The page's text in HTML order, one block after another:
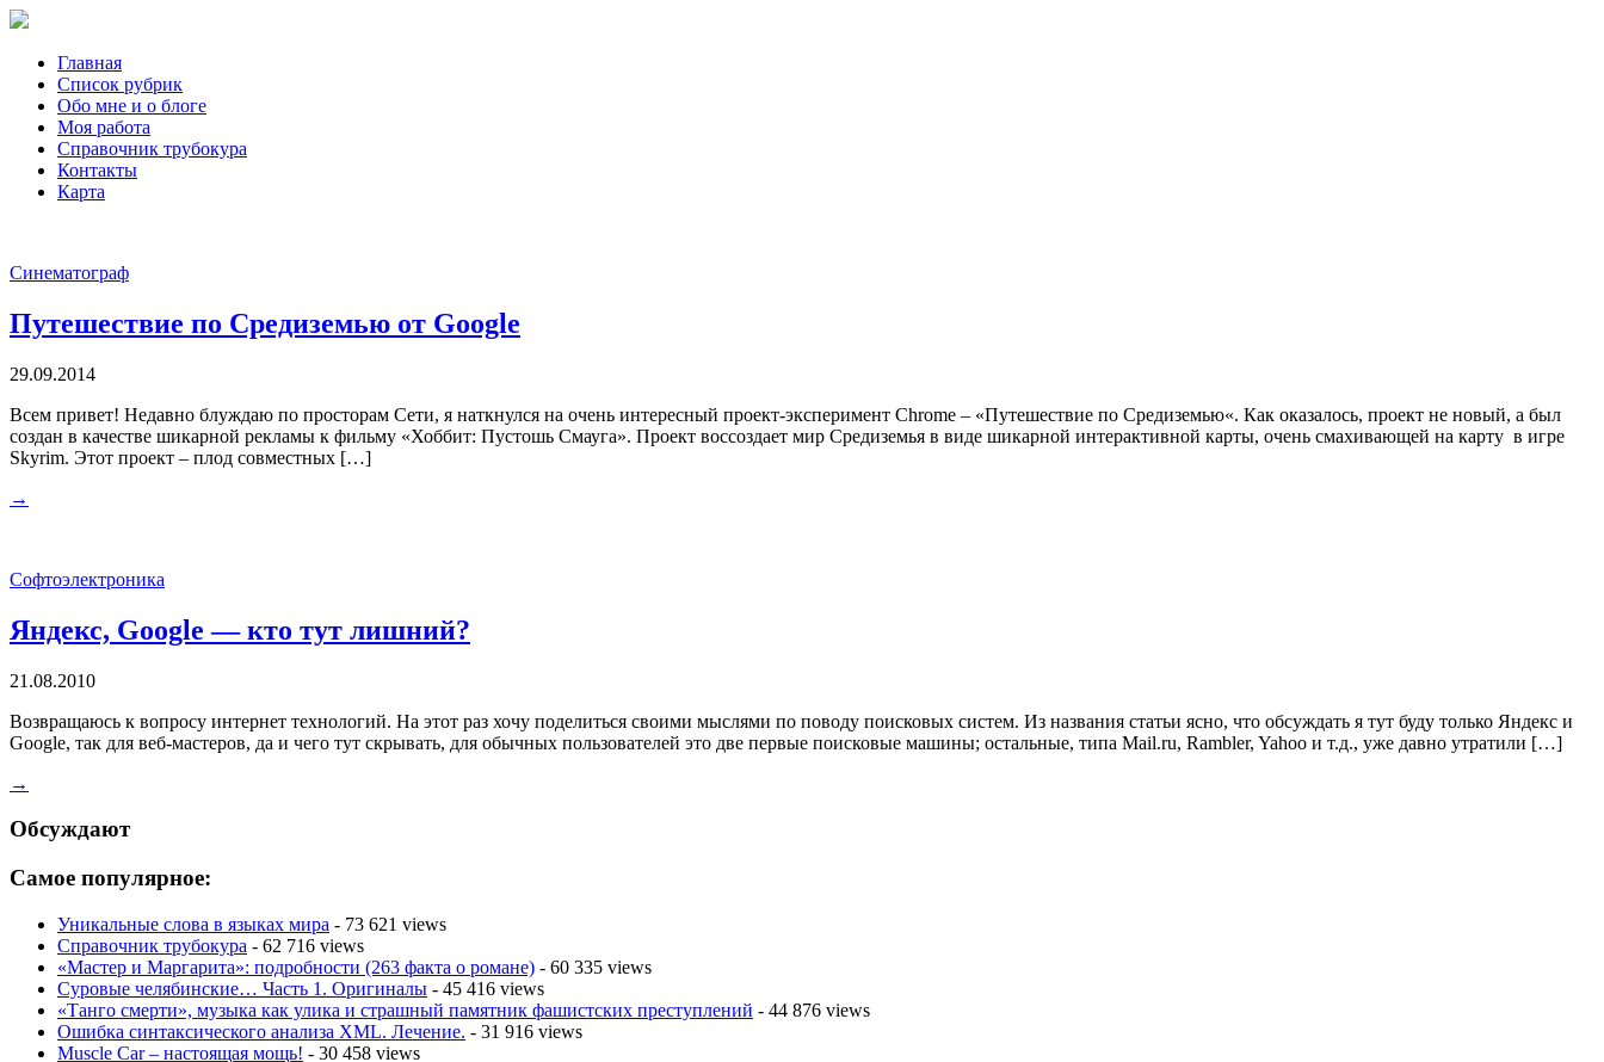
Главная
Список рубрик
Обо мне и о блоге
Моя работа
Справочник трубокура
Контакты
Карта
Синематограф
Путешествие по Средиземью от Google
29.09.2014
Всем привет! Недавно блуждаю по просторам Сети, я наткнулся на очень интересный проект-эксперимент Chrome – «Путешествие по Средиземью«. Как оказалось, проект не новый, а был
создан в качестве шикарной рекламы к фильму «Хоббит: Пустошь Смауга». Проект воссоздает мир Средиземья в виде шикарной интерактивной карты, очень смахивающей на карту в игре
Skyrim. Этот проект – плод совместных […]
→
Софтоэлектроника
Яндекс, Google — кто тут лишний?
21.08.2010
Возвращаюсь к вопросу интернет технологий. На этот раз хочу поделиться своими мыслями по поводу поисковых систем. Из названия статьи ясно, что обсуждать я тут буду только Яндекс и
Google, так для веб-мастеров, да и чего тут скрывать, для обычных пользователей это две первые поисковые машины; остальные, типа Mail.ru, Rambler, Yahoo и т.д., уже давно утратили […]
→
Обсуждают
Самое популярное:
Уникальные слова в языках мира - 73 621 views
Справочник трубокура - 62 716 views
«Мастер и Маргарита»: подробности (263 факта о романе) - 60 335 views
Суровые челябинские… Часть 1. Оригиналы - 45 416 views
«Танго смерти», музыка как улика и страшный памятник фашистских преступлений - 44 876 views
Ошибка синтаксического анализа XML. Лечение. - 31 916 views
Muscle Car – настоящая мощь! - 30 458 views